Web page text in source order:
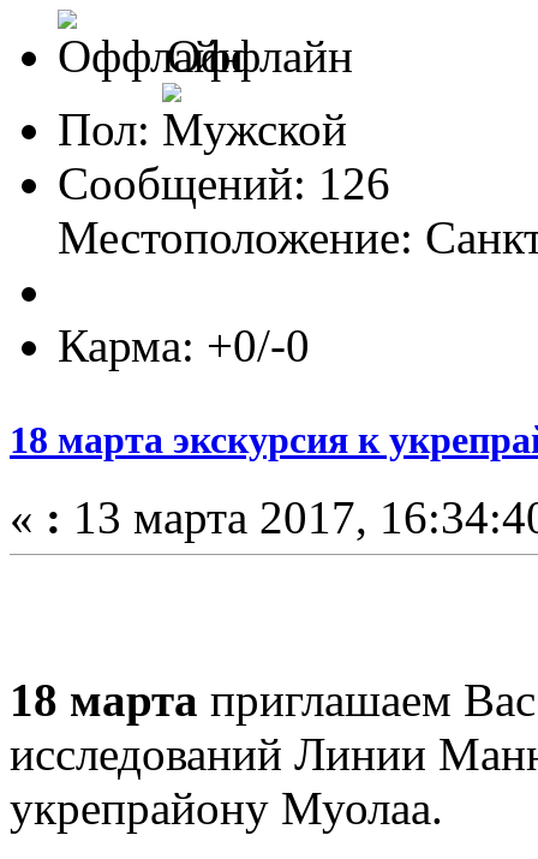
Оффлайн
Пол:
Сообщений: 126
Местоположение:
Карма: +0/-0
18 марта экскурсия к
« : 13 марта 2017,
18 марта приглашаем
исследований Линии
укрепрайону Муолаа.